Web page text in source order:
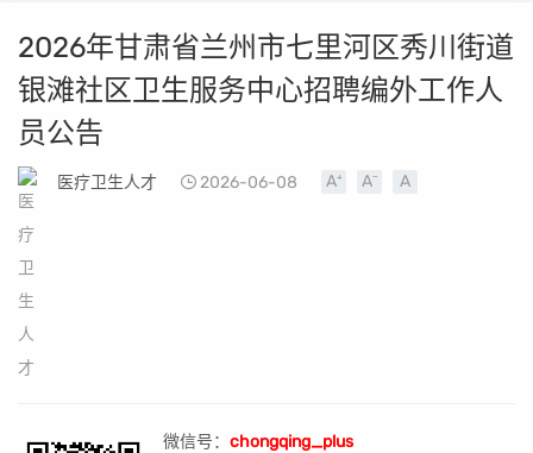
2026年甘肃省兰州市七里河区秀川街道
银滩社区卫生服务中心招聘编外工作人
员公告
医疗卫生人才 2026-06-08
微信号： chongqing_plus